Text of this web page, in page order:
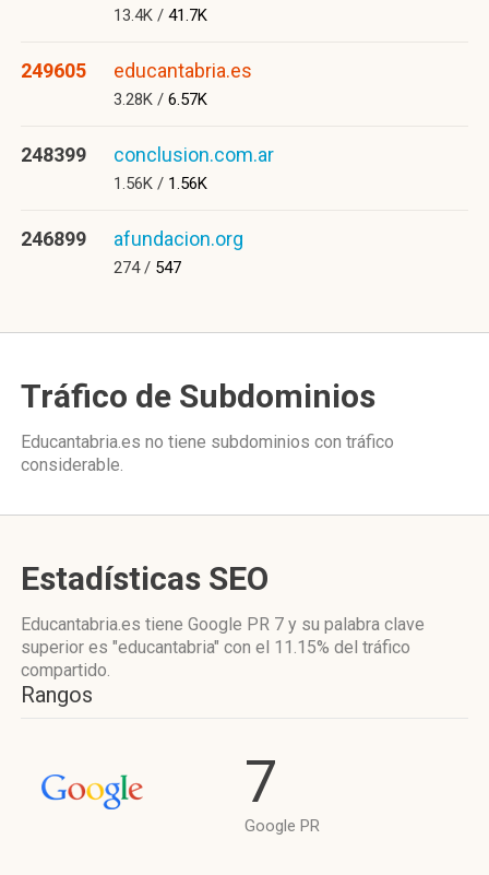
13.4K / 41.7K
249605 educantabria.es
3.28K / 6.57K
248399 conclusion.com.ar
1.56K / 1.56K
246899 afundacion.org
274 / 547
Tráfico de Subdominios
Educantabria.es no tiene subdominios con tráfico
considerable.
Estadísticas SEO
Educantabria.es tiene Google PR 7 y su palabra clave
superior es "educantabria" con el 11.15% del tráfico
compartido.
Rangos
7
Google PR